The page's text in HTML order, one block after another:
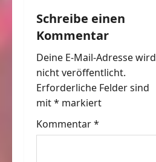
a
g
s
n
a
v
Schreibe einen
Kommentar
Deine E-Mail-Adresse wird
nicht veröffentlicht.
Erforderliche Felder sind
mit* markiert
Kommentar*